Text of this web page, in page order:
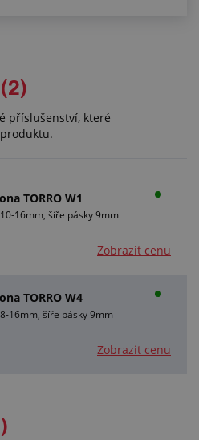
příslušenství, které
TORRO W1
16mm, šíře pásky 9mm
Zobrazit cenu
TORRO W4
16mm, šíře pásky 9mm
Zobrazit cenu